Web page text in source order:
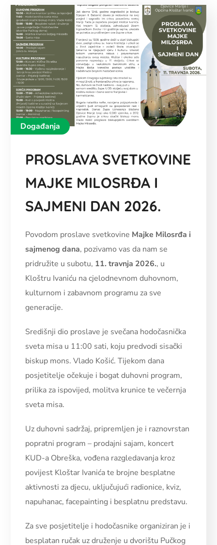
Događanja
PROSLAVA SVETKOVINE
MAJKE MILOSRĐA I
SAJMENI DAN 2026.
Povodom proslave svetkovine Majke Milosrđa i
sajmenog dana, pozivamo vas da nam se
pridružite u subotu, 11. travnja 2026., u
Kloštru Ivaniću na cjelodnevnom duhovnom,
kulturnom i zabavnom programu za sve
generacije.
Središnji dio proslave je svečana hodočasnička
sveta misa u 11:00 sati, koju predvodi sisački
biskup mons. Vlado Košić. Tijekom dana
posjetitelje očekuje i bogat duhovni program,
prilika za ispovijed, molitva krunice te večernja
sveta misa.
Uz duhovni sadržaj, pripremljen je i raznovrstan
popratni program – prodajni sajam, koncert
KUD-a Obreška, vođena razgledavanja kroz
povijest Kloštar Ivanića te brojne besplatne
aktivnosti za djecu, uključujući radionice, kviz,
napuhanac, facepainting i besplatnu predstavu.
Za sve posjetitelje i hodočasnike organiziran je i
besplatan ručak uz druženje u dvorištu Pučkog